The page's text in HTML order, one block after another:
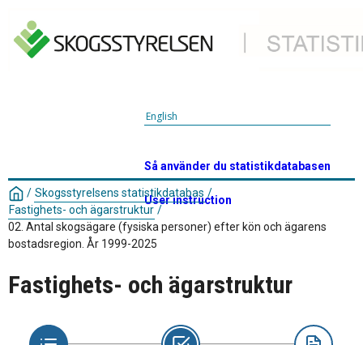
English
Så använder du statistikdatabasen
User instruction
/ Skogsstyrelsens statistikdatabas /
Fastighets- och ägarstruktur /
02. Antal skogsägare (fysiska personer) efter kön och ägarens
bostadsregion. År 1999-2025
Fastighets- och ägarstruktur